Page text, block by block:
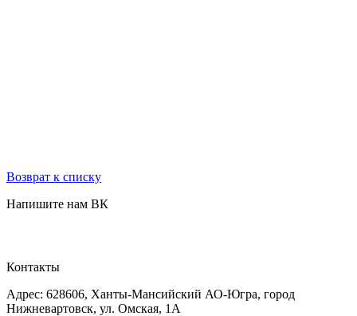
Возврат к списку
Напишите нам ВК
Контакты
Адрес: 628606, Ханты-Мансийский АО-Югра, город
Нижневартовск, ул. Омская, 1А